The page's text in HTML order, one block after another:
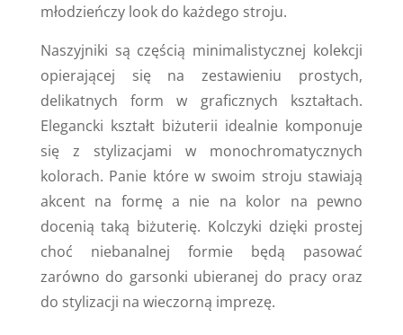
młodzieńczy look do każdego stroju.
Naszyjniki są częścią minimalistycznej kolekcji
opierającej się na zestawieniu prostych,
delikatnych form w graficznych kształtach.
Elegancki kształt biżuterii idealnie komponuje
się z stylizacjami w monochromatycznych
kolorach. Panie które w swoim stroju stawiają
akcent na formę a nie na kolor na pewno
docenią taką biżuterię. Kolczyki dzięki prostej
choć niebanalnej formie będą pasować
zarówno do garsonki ubieranej do pracy oraz
do stylizacji na wieczorną imprezę.